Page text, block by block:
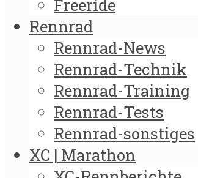
Freeride
Rennrad
Rennrad-News
Rennrad-Technik
Rennrad-Training
Rennrad-Tests
Rennrad-sonstiges
XC | Marathon